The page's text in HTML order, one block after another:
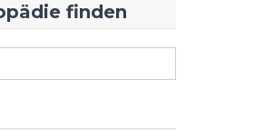
finden